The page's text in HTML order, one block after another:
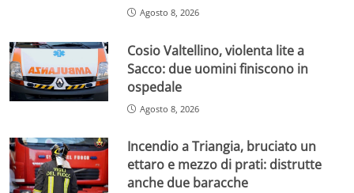
Agosto 8, 2026
Cosio Valtellino, violenta lite a
Sacco: due uomini finiscono in
ospedale
Agosto 8, 2026
Incendio a Triangia, bruciato un
ettaro e mezzo di prati: distrutte
anche due baracche